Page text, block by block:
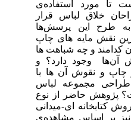
استفاده‌ی
لباس قرار
پرسش‌ها
های چاپ
و چه شباهت ها
دارد؟ و
آن ها با
لباس
حاضر از نوع
ای-میدانی
مشاهده‌ی